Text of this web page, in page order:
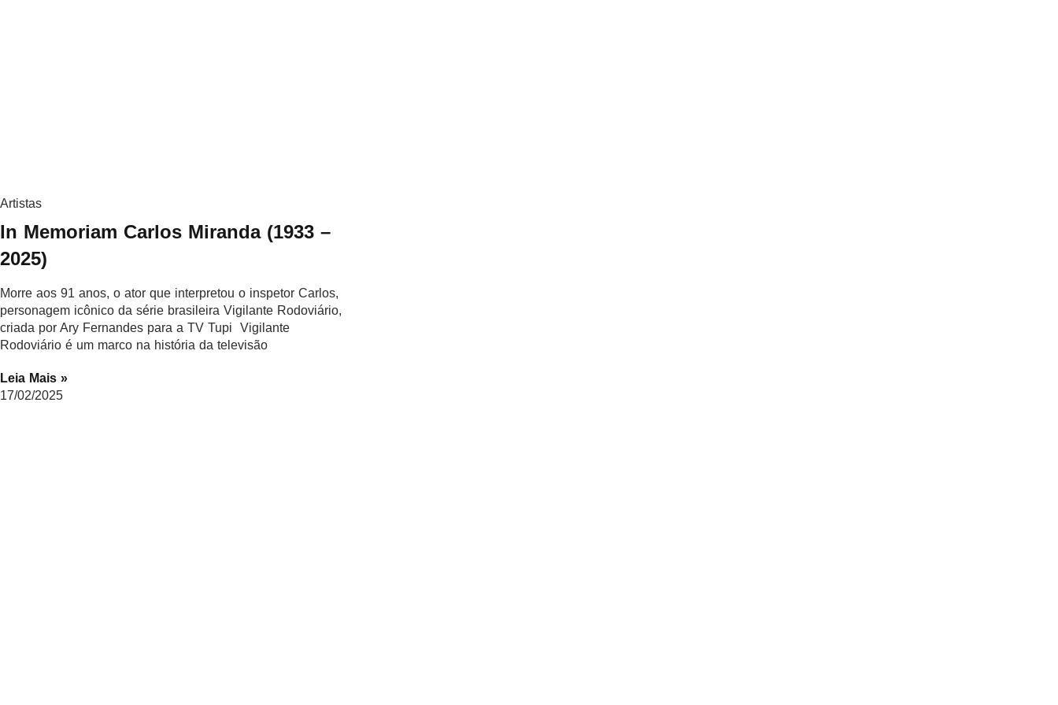
Artistas
In Memoriam Carlos Miranda (1933 –
2025)
Morre aos 91 anos, o ator que interpretou o inspetor Carlos,
personagem icônico da série brasileira Vigilante Rodoviário,
criada por Ary Fernandes para a TV Tupi Vigilante
Rodoviário é um marco na história da televisão
Leia Mais »
17/02/2025